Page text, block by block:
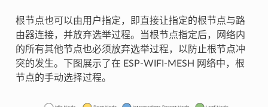
根节点也可以由用户指定，即直接让指定的根节点与路
由器连接，并放弃选举过程。当根节点指定后，网络内
的所有其他节点也必须放弃选举过程，以防止根节点冲
突的发生。下图展示了在 ESP-WIFI-MESH 网络中，根
节点的手动选择过程。